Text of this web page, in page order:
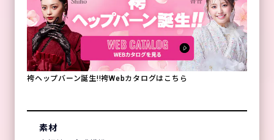
袴ヘップバーン誕生!!袴Webカタログはこちら
素材